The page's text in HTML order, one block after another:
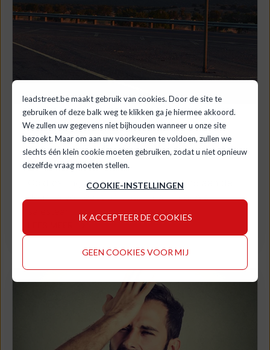
leadstreet.be maakt gebruik van cookies. Door de site te
gebruiken of deze balk weg te klikken ga je hiermee akkoord.
We zullen uw gegevens niet bijhouden wanneer u onze site
bezoekt. Maar om aan uw voorkeuren te voldoen, zullen we
slechts één klein cookie moeten gebruiken, zodat u niet opnieuw
dezelfde vraag moeten stellen.
COOKIE-INSTELLINGEN
IK ACCEPTEER DE COOKIES
GEEN COOKIES VOOR MIJ
INBOUND MARKETING SALES
7 strategieën die jouw sales team niet
mag negeren
Cold calling is vandaag zoals verkoop aan de
deur: je verkoopt er niets meer mee. Als
salesteam zal...